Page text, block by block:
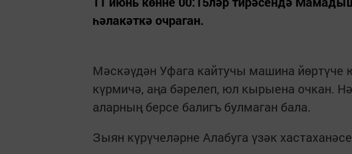
һәлакәткә очраган.
Мәскәүдән Уфага кайтучы машина
күрмичә, аңа бәрелеп, юл кырыена очкан.
аларның берсе балигъ булмаган бала.
Зыян күрүчеләрне Алабуга үзәк